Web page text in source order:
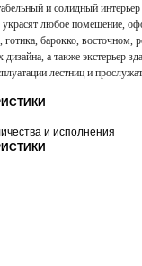
и солидный
украсят любое помещение,
готика, барокко, восточном,
а также экстерьер
лестниц и
и исполнения